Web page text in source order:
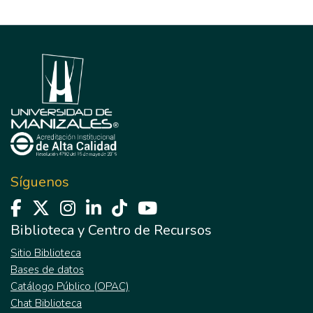
Síguenos
Biblioteca y Centro de Recursos
Sitio Biblioteca
Bases de datos
Catálogo Público (OPAC)
Chat Biblioteca